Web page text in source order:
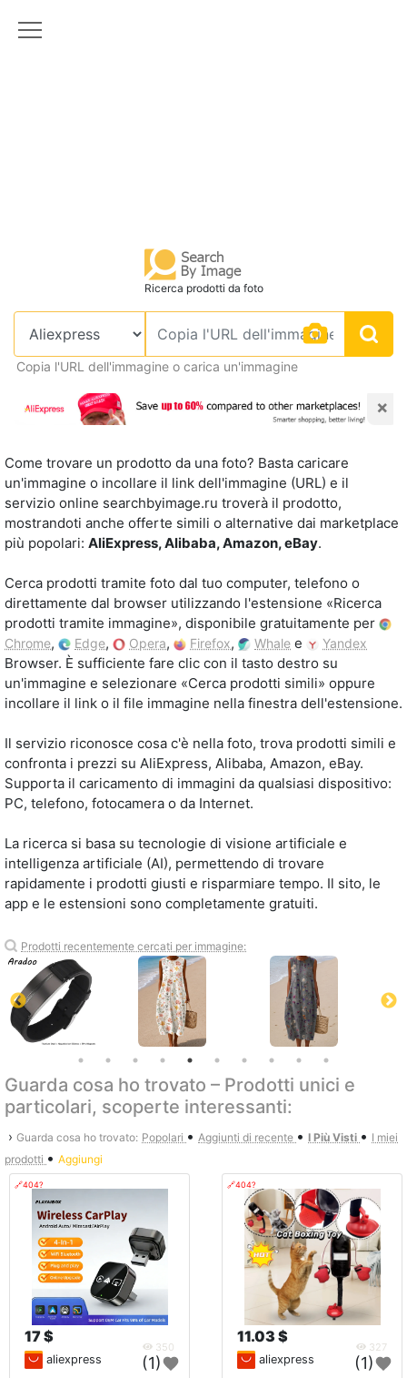
Ricerca prodotti da foto
Copia l'URL dell'immagine o carica un'immagine
×
Come trovare un prodotto da una foto? Basta caricare
un'immagine o incollare il link dell'immagine (URL) e il
servizio online searchbyimage.ru troverà il prodotto,
mostrandoti anche offerte simili o alternative dai marketplace
più popolari: AliExpress, Alibaba, Amazon, eBay.
Cerca prodotti tramite foto dal tuo computer, telefono o
direttamente dal browser utilizzando l'estensione «Ricerca
prodotti tramite immagine», disponibile gratuitamente per
Chrome, Edge, Opera, Firefox, Whale e Yandex
Browser. È sufficiente fare clic con il tasto destro su
un'immagine e selezionare «Cerca prodotti simili» oppure
incollare il link o il file immagine nella finestra dell'estensione.
Il servizio riconosce cosa c'è nella foto, trova prodotti simili e
confronta i prezzi su AliExpress, Alibaba, Amazon, eBay.
Supporta il caricamento di immagini da qualsiasi dispositivo:
PC, telefono, fotocamera o da Internet.
La ricerca si basa su tecnologie di visione artificiale e
intelligenza artificiale (AI), permettendo di trovare
rapidamente i prodotti giusti e risparmiare tempo. Il sito, le
app e le estensioni sono completamente gratuiti.
Prodotti recentemente cercati per immagine:
Guarda cosa ho trovato – Prodotti unici e
particolari, scoperte interessanti:
› Guarda cosa ho trovato: Popolari • Aggiunti di recente • I Più Visti • I miei
prodotti • Aggiungi
🔗404?
17 $
350
aliexpress (1)
🔗404?
11.03 $
327
aliexpress (1)